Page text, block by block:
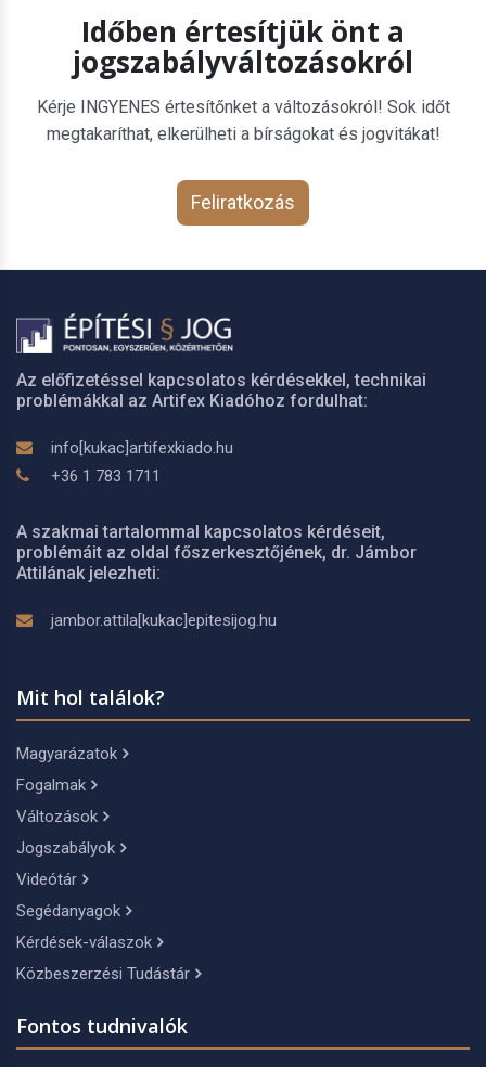
Időben értesítjük önt a
jogszabályváltozásokról
Kérje INGYENES értesítőnket a változásokról! Sok időt
megtakaríthat, elkerülheti a bírságokat és jogvitákat!
Feliratkozás
Az előfizetéssel kapcsolatos kérdésekkel, technikai
problémákkal az Artifex Kiadóhoz fordulhat:
info[kukac]artifexkiado.hu
+36 1 783 1711
A szakmai tartalommal kapcsolatos kérdéseit,
problémáit az oldal főszerkesztőjének, dr. Jámbor
Attilának jelezheti:
jambor.attila[kukac]epitesijog.hu
Mit hol találok?
Magyarázatok
Fogalmak
Változások
Jogszabályok
Videótár
Segédanyagok
Kérdések-válaszok
Közbeszerzési Tudástár
Fontos tudnivalók